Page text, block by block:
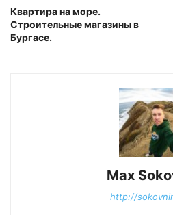
Квартира на море.
Строительные магазины в
Бургасе.
Max
http://